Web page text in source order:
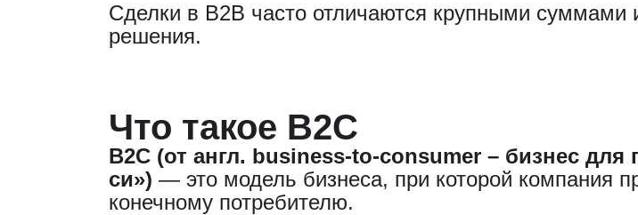
Сделки в B2B часто отличаются крупными
решения.
Что такое B2C
B2C (от англ. business-to-consumer – бизнес для
си») — это модель бизнеса, при которой компания
конечному потребителю.